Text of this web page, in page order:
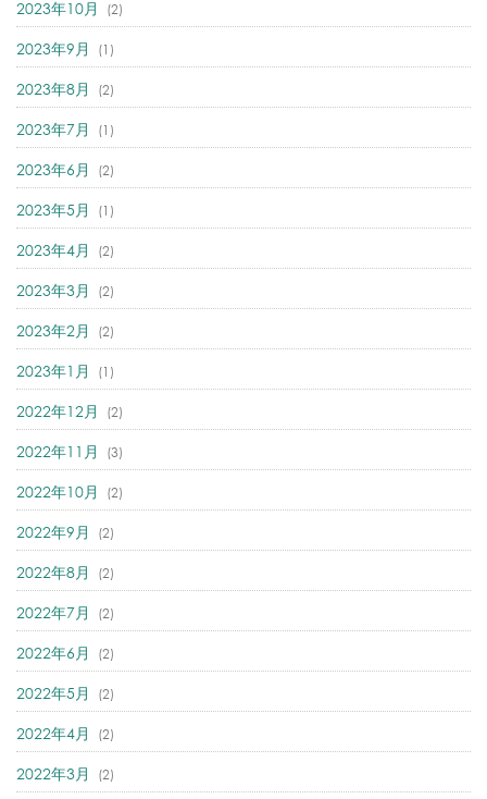
2023年10月 (2)
2023年9月 (1)
2023年8月 (2)
2023年7月 (1)
2023年6月 (2)
2023年5月 (1)
2023年4月 (2)
2023年3月 (2)
2023年2月 (2)
2023年1月 (1)
2022年12月 (2)
2022年11月 (3)
2022年10月 (2)
2022年9月 (2)
2022年8月 (2)
2022年7月 (2)
2022年6月 (2)
2022年5月 (2)
2022年4月 (2)
2022年3月 (2)